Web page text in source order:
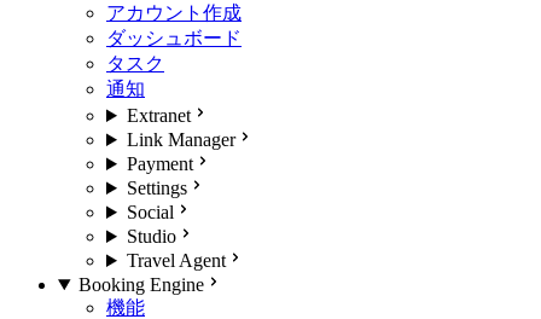
アカウント作成
ダッシュボード
タスク
通知
Extranet
Link Manager
Payment
Settings
Social
Studio
Travel Agent
Booking Engine
機能